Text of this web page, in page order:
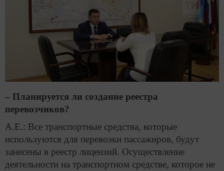
– Планируется ли создание реестра
перевозчиков?
А.Е.: Все транспортные средства, которые
используются для перевозки пассажиров, будут
занесены в реестр лицензий. Осуществление
деятельности на транспортном средстве, которое не